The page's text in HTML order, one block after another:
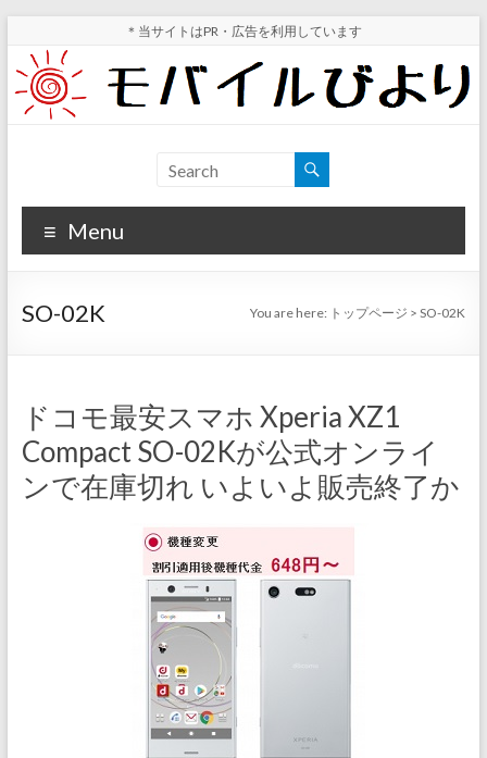
content
＊当サイトはPR・広告を利用しています
バ
イ
ル
び
り
ビュ
ホ値
かる
サイ
ト
Menu
SO-02K You are here: トップページ >SO-02K
ドコモ最安スマホ Xperia XZ1
Compact SO-02Kが公式オンライ
ンで在庫切れ いよいよ販売終了か